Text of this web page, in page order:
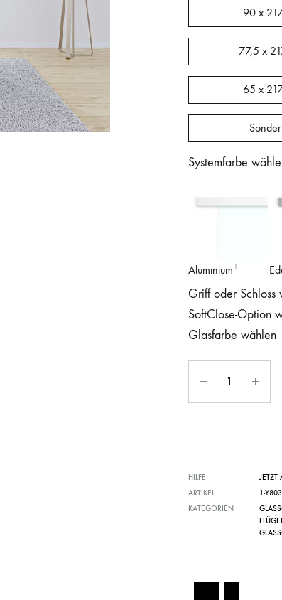
90 x
77,5 x
65 x
Systemfarbe
Aluminium
Griff oder Schloss
SoftClose-Option
Glasfarbe wählen
HILFE
JETZT
ARTIKEL
1-
KATEGORIEN